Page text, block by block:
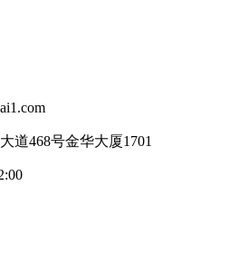
道468号金华大厦1701